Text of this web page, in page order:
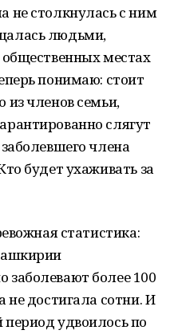
не столкнулась с ним
людьми,
местах
понимаю: стоит
из членов семьи,
слягут
члена
будет ухаживать за
статистика:
заболевают более 100
не достигала сотни. И
удвоилось по